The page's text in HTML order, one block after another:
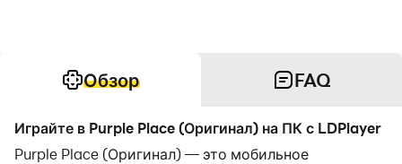
Обзор FAQ
Играйте в Purple Place (Оригинал) на ПК с LDPlayer
Purple Place (Оригинал) — это мобильное